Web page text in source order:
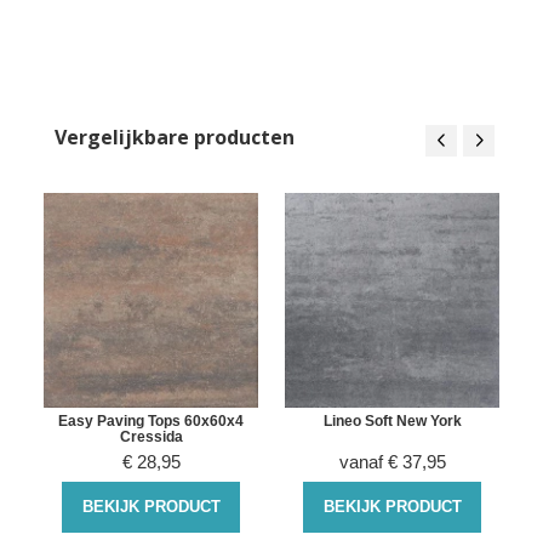
Vergelijkbare producten
Easy Paving Tops 60x60x4
Cressida
€ 28,95
BEKIJK PRODUCT
Lineo Soft New York
vanaf € 37,95
BEKIJK PRODUCT